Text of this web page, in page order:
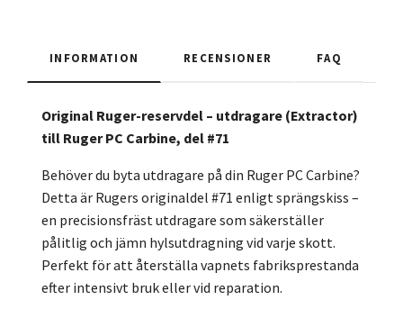
INFORMATION RECENSIONER FAQ
Original Ruger-reservdel – utdragare (Extractor)
till Ruger PC Carbine, del #71
Behöver du byta utdragare på din Ruger PC Carbine?
Detta är Rugers originaldel #71 enligt sprängskiss –
en precisionsfräst utdragare som säkerställer
pålitlig och jämn hylsutdragning vid varje skott.
Perfekt för att återställa vapnets fabriksprestanda
efter intensivt bruk eller vid reparation.